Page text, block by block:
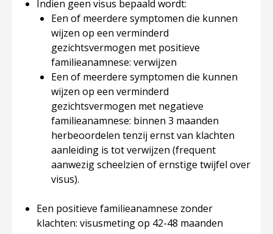
Indien geen visus bepaald wordt:
Een of meerdere symptomen die kunnen
wijzen op een verminderd
gezichtsvermogen met positieve
familieanamnese: verwijzen
Een of meerdere symptomen die kunnen
wijzen op een verminderd
gezichtsvermogen met negatieve
familieanamnese: binnen 3 maanden
herbeoordelen tenzij ernst van klachten
aanleiding is tot verwijzen (frequent
aanwezig scheelzien of ernstige twijfel over
visus).
Een positieve familieanamnese zonder
klachten: visusmeting op 42-48 maanden